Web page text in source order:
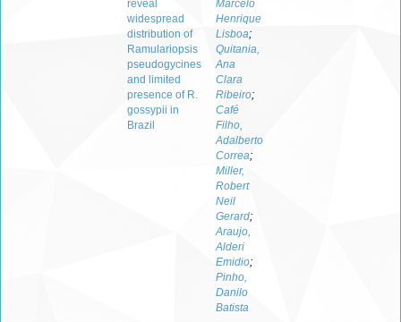
reveal
widespread
distribution of
Ramulariopsis
pseudogycines
and limited
presence of R.
gossypii in
Brazil
Marcelo
Henrique
Lisboa;
Quitania,
Ana
Clara
Ribeiro;
Café
Filho,
Adalberto
Correa;
Miller,
Robert
Neil
Gerard;
Araujo,
Alderi
Emidio;
Pinho,
Danilo
Batista